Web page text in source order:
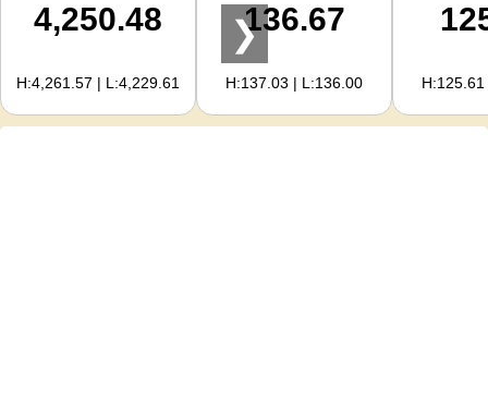
Цена серебра
Калькулятор золота
4,250.48
H:4,261.57 | L:4,229.61
136.67
H:137.03 | L:136.00
❯